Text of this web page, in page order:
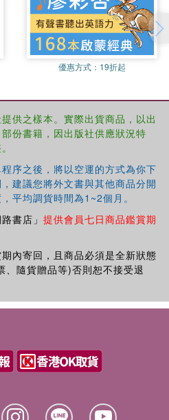
優惠方式： 19折起
供之樣本。實際出貨商品，以出
份書籍，因出版社供應狀況特
序之後，將以空運的方式為你下
建議您將外文書與其他商品分開
平均調貨時間為1~2個月。
書店」 提供會員七日商品鑑賞期
內寄回，且商品必須是全新狀態
、隨貨贈品等)否則恕不接受退